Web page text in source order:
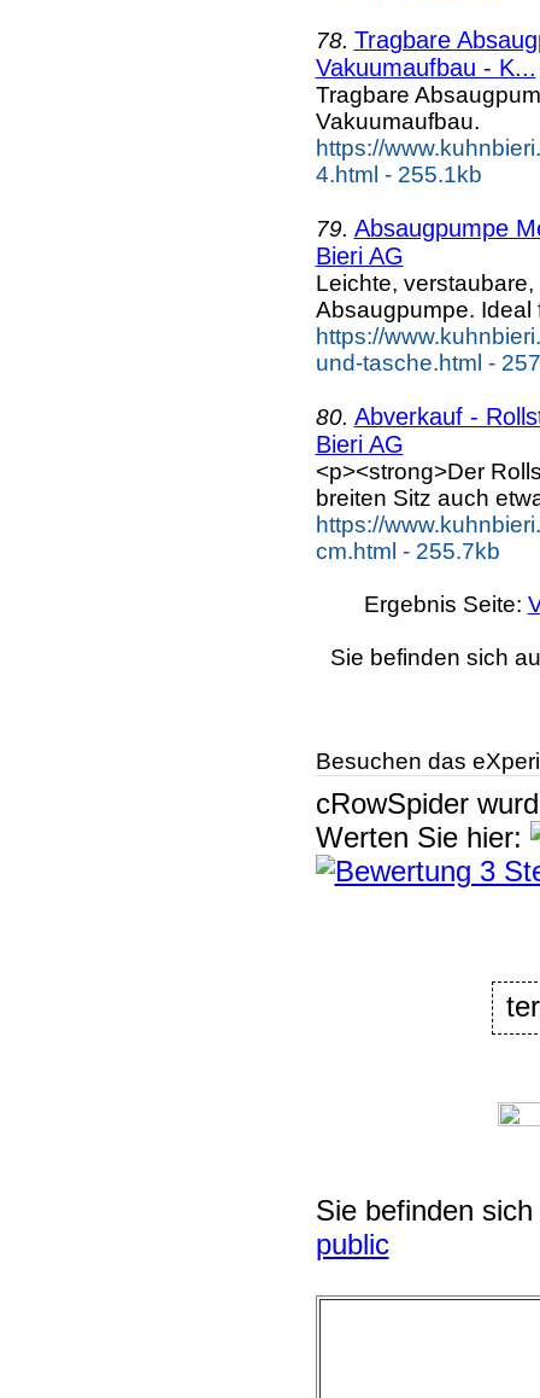
78. Tragbare
Vakuumaufbau - K...
Tragbare
Vakuumaufbau.
https://
4.html - 255.1kb
79. Absaugpumpe
Bieri AG
Leichte,
Absaugpumpe. Ideal
https://
und-tasche.html -
80. Abverkauf -
Bieri AG
<p><strong>Der
breiten Sitz auch
https://
cm.html - 255.7kb
Ergebnis Seite:
Sie befinden sich
Besuchen das
cRowSpider
Werten Sie hier:
Sie befinden
public